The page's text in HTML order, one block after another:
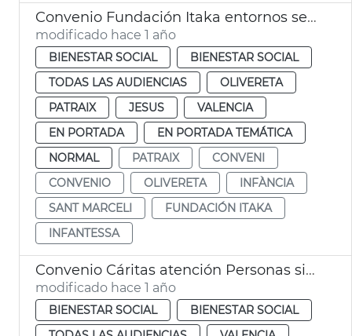
Convenio Fundación Itaka entornos seguros infancia
modificado hace 1 año
BIENESTAR SOCIAL
BIENESTAR SOCIAL
TODAS LAS AUDIENCIAS
OLIVERETA
PATRAIX
JESUS
VALENCIA
EN PORTADA
EN PORTADA TEMÁTICA
NORMAL
PATRAIX
CONVENI
CONVENIO
OLIVERETA
INFÀNCIA
SANT MARCELI
FUNDACIÓN ITAKA
INFANTESSA
Convenio Cáritas atención Personas sin Hogar
modificado hace 1 año
BIENESTAR SOCIAL
BIENESTAR SOCIAL